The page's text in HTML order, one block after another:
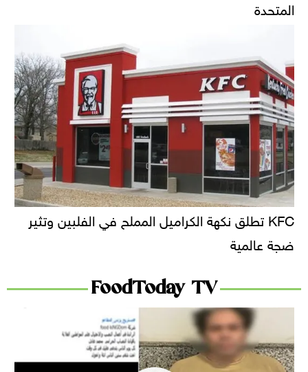
المتحدة
KFC تطلق نكهة الكراميل المملح في الفلبين وتثير
ضجة عالمية
FoodToday TV